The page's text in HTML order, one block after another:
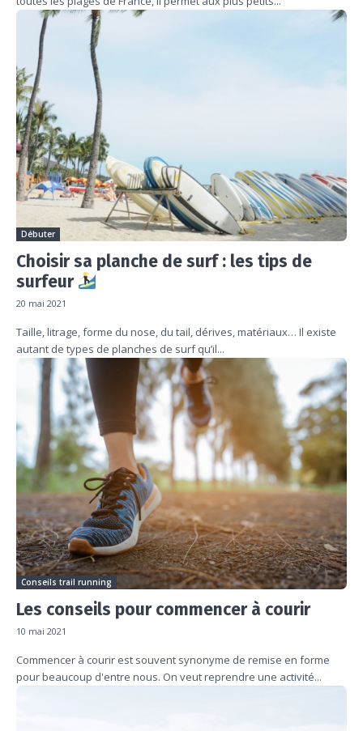
Débuter
Choisir sa planche de surf : les tips de
surfeur
20 mai 2021
Taille, litrage, forme du nose, du tail, dérives, matériaux… Il existe
autant de types de planches de surf qu’il...
Conseils trail running
Les conseils pour commencer à courir
10 mai 2021
Commencer à courir est souvent synonyme de remise en forme
pour beaucoup d'entre nous. On veut reprendre une activité...